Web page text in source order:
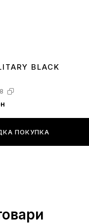
4344
BLACK
ПОКУПКА